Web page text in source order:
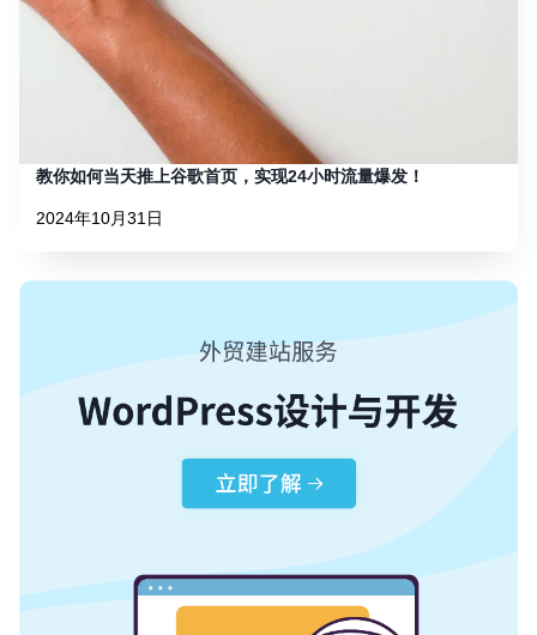
教你如何当天推上谷歌首页，实现24小时流量爆发！
2024年10月31日